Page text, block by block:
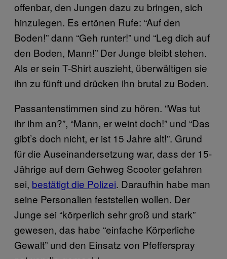
offenbar, den Jungen dazu zu bringen, sich
hinzulegen. Es ertönen Rufe: “Auf den
Boden!” dann “Geh runter!” und “Leg dich auf
den Boden, Mann!” Der Junge bleibt stehen.
Als er sein T-Shirt auszieht, überwältigen sie
ihn zu fünft und drücken ihn brutal zu Boden.
Passantenstimmen sind zu hören. “Was tut
ihr ihm an?”, “Mann, er weint doch!” und “Das
gibt’s doch nicht, er ist 15 Jahre alt!”. Grund
für die Auseinandersetzung war, dass der 15-
Jährige auf dem Gehweg Scooter gefahren
sei, bestätigt die Polizei. Daraufhin habe man
seine Personalien feststellen wollen. Der
Junge sei “körperlich sehr groß und stark”
gewesen, das habe “einfache Körperliche
Gewalt” und den Einsatz von Pfefferspray